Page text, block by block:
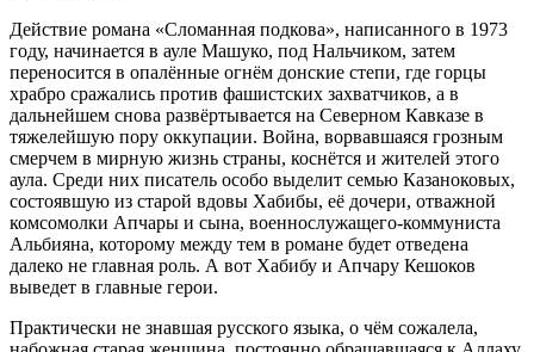
Действие романа «Сломанная подкова», написанного в 1973
году, начинается в ауле Машуко, под Нальчиком, затем
переносится в опалённые огнём донские степи, где горцы
храбро сражались против фашистских захватчиков, а в
дальнейшем снова развёртывается на Северном Кавказе в
тяжелейшую пору оккупации. Война, ворвавшаяся грозным
смерчем в мирную жизнь страны, коснётся и жителей этого
аула. Среди них писатель особо выделит семью Казаноковых,
состоявшую из старой вдовы Хабибы, её дочери, отважной
комсомолки Апчары и сына, военнослужащего-коммуниста
Альбияна, которому между тем в романе будет отведена
далеко не главная роль. А вот Хабибу и Апчару Кешоков
выведет в главные герои.
Практически не знавшая русского языка, о чём сожалела,